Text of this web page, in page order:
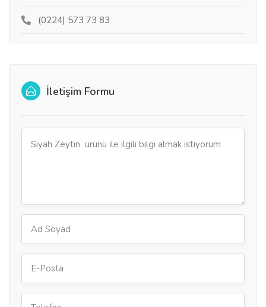
(0224) 573 73 83
İletişim Formu